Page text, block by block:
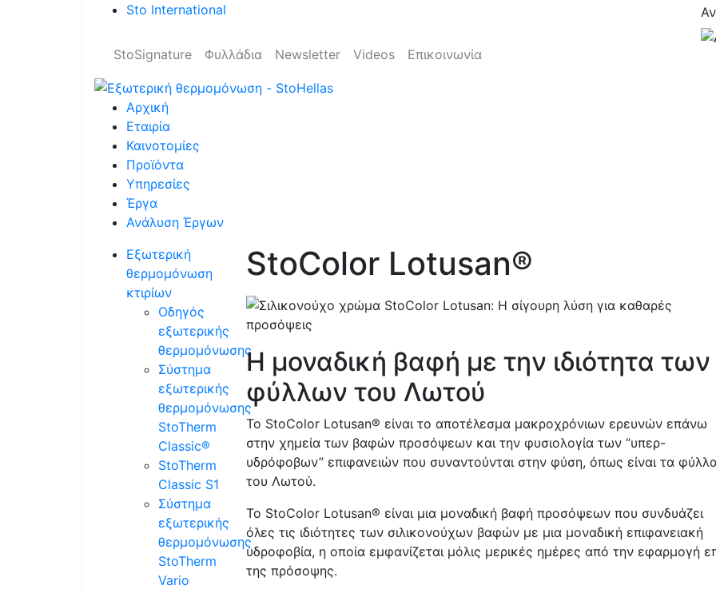
Sto International
StoSignature Φυλλάδια Newsletter Videos Επικοινωνία
Αρχική
Εταιρία
Καινοτομίες
Προϊόντα
Υπηρεσίες
Έργα
Ανάλυση Έργων
Εξωτερική
θερμομόνωση
κτιρίων
Οδηγός
εξωτερικής
θερμομόνωσης
Σύστημα
εξωτερικής
θερμομόνωσης
StoTherm
Classic®
StoTherm
Classic S1
Σύστημα
εξωτερικής
θερμομόνωσης
StoTherm
Vario
StoColor Lotusan®
Η μοναδική βαφή με την ιδιότητα των
φύλλων του Λωτού
Το StoColor Lotusan® είναι το αποτέλεσμα μακροχρόνιων ερευνών επάνω
στην χημεία των βαφών προσόψεων και την φυσιολογία των “υπερ-
υδρόφοβων” επιφανειών που συναντούνται στην φύση, όπως είναι τα
του Λωτού.
Το StoColor Lotusan® είναι μια μοναδική βαφή προσόψεων που συνδυάζει
όλες τις ιδιότητες των σιλικονούχων βαφών με μια μοναδική επιφανειακή
υδροφοβία, η οποία εμφανίζεται μόλις μερικές ημέρες από την εφαρμογή
της πρόσοψης.